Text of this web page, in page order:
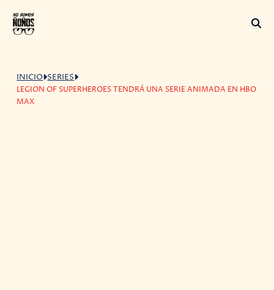
INICIO SERIES
LEGION OF SUPERHEROES TENDRÁ UNA SERIE ANIMADA EN HBO
MAX